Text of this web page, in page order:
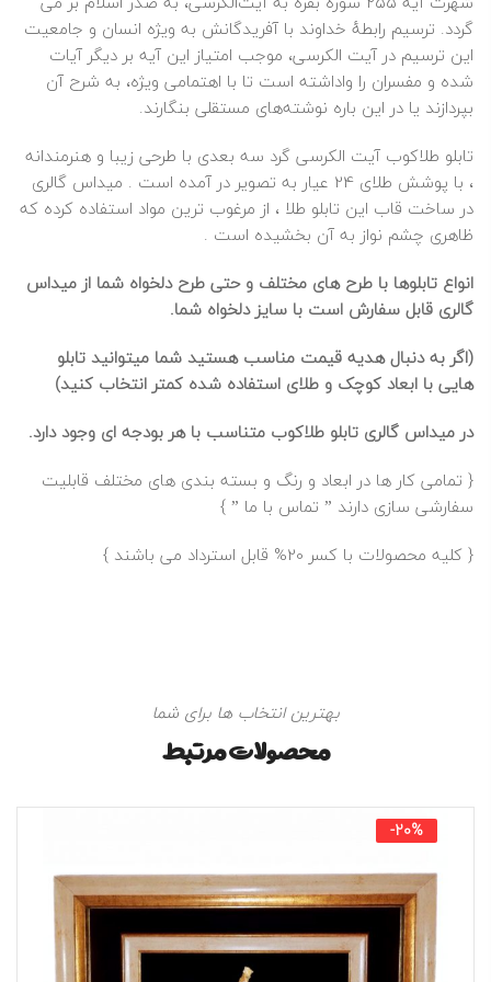
گردد. ترسیم رابطهٔ خداوند با آفریدگانش به ویژه انسان و جامعیت
این ترسیم در آیت‌ الکرسی، موجب امتیاز این آیه بر دیگر آیات
شده و مفسران را واداشته است تا با اهتمامی ویژه، به شرح آن
بپردازند یا در این باره نوشته‌های مستقلی بنگارند.
تابلو طلاکوب آیت الکرسی گرد سه بعدی با طرحی زیبا و هنرمندانه
، با پوشش طلای 24 عیار به تصویر در آمده است . میداس گالری
در ساخت قاب این تابلو طلا ، از مرغوب ترین مواد استفاده کرده که
ظاهری چشم نواز به آن بخشیده است .
انواع تابلوها با طرح های مختلف و حتی طرح دلخواه شما از میداس
گالری قابل سفارش است با سایز دلخواه شما.
(اگر به دنبال هدیه قیمت مناسب هستید شما میتوانید تابلو
هایی با ابعاد کوچک و طلای استفاده شده کمتر انتخاب کنید)
در میداس گالری تابلو طلاکوب متناسب با هر بودجه ای وجود دارد.
{ تمامی کار ها در ابعاد و رنگ و بسته بندی های مختلف قابلیت
سفارشی سازی دارند ” تماس با ما ” }
{ کلیه محصولات با کسر 20% قابل استرداد می باشند }
بهترین انتخاب ها برای شما
محصولات مرتبط
-20%